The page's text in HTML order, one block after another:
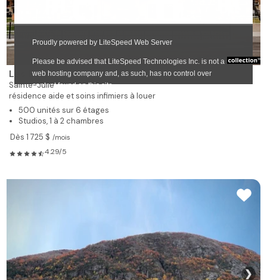
Les Résidences Soleil Manoir Sainte-Julie
Sainte-Julie
résidence aide et soins infimiers à louer
500 unités sur 6 étages
Studios, 1 à 2 chambres
Dès 1 725 $ /mois
4.29/5
❯